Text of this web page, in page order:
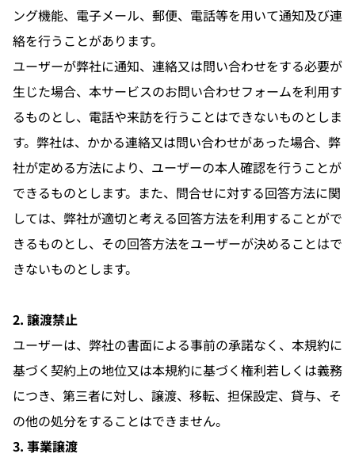
ング機能、電子メール、郵便、電話等を用いて通知及び連
絡を行うことがあります。
ユーザーが弊社に通知、連絡又は問い合わせをする必要が
生じた場合、本サービスのお問い合わせフォームを利用す
るものとし、電話や来訪を行うことはできないものとしま
す。弊社は、かかる連絡又は問い合わせがあった場合、弊
社が定める方法により、ユーザーの本人確認を行うことが
できるものとします。また、問合せに対する回答方法に関
しては、弊社が適切と考える回答方法を利用することがで
きるものとし、その回答方法をユーザーが決めることはで
きないものとします。
2. 譲渡禁止
ユーザーは、弊社の書面による事前の承諾なく、本規約に
基づく契約上の地位又は本規約に基づく権利若しくは義務
につき、第三者に対し、譲渡、移転、担保設定、貸与、そ
の他の処分をすることはできません。
3. 事業譲渡